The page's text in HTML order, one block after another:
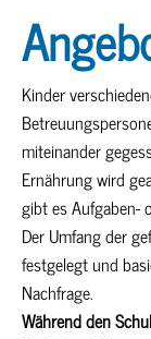
Kinder
miteinander
Ernährung wird
gibt es Aufgaben-
Der Umfang der
festgelegt und
Nachfrage.
Während den